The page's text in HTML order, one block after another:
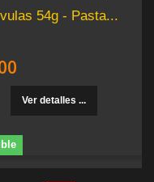
54g - Pasta...
Ver detalles ...